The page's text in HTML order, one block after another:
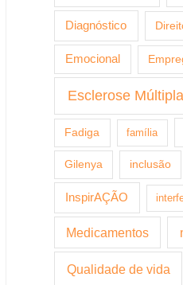
Diagnóstico
Emocional
Esclerose Múltipla
Fadiga família
Gilenya inclusão
InspirAÇÃO
Medicamentos
Qualidade de vida